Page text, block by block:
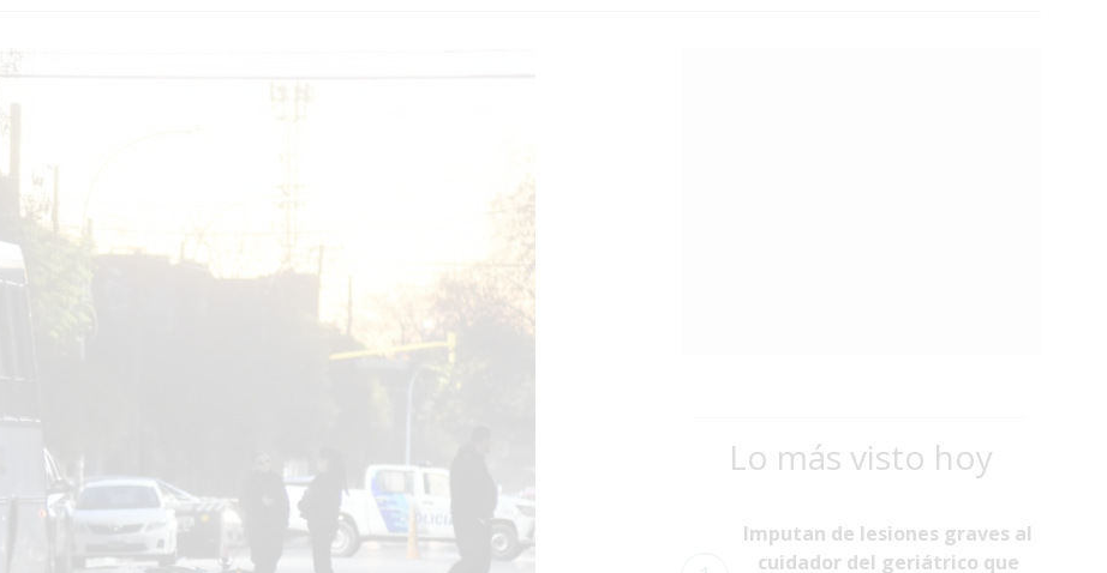
Lo más visto hoy
Imputan de lesiones graves al
cuidador del geriátrico que